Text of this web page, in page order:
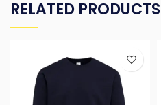
RELATED PRODUCTS